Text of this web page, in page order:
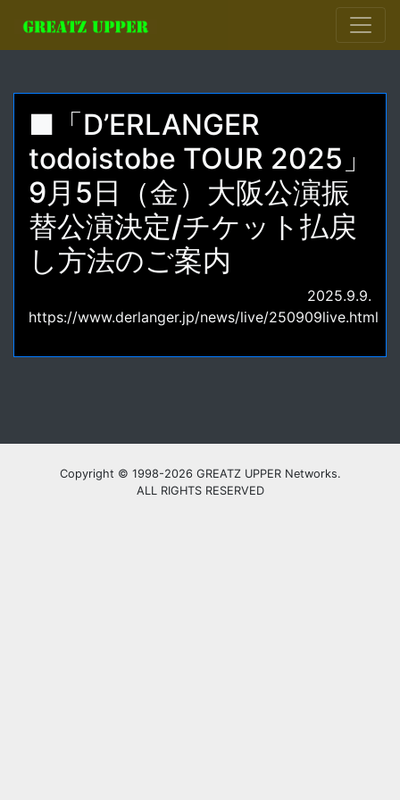
■「D’ERLANGER
todoistobe TOUR 2025」
9月5日（金）大阪公演振
替公演決定/チケット払戻
し方法のご案内
2025.9.9.
https://www.derlanger.jp/news/live/250909live.html
Copyright © 1998-2026 GREATZ UPPER Networks.
ALL RIGHTS RESERVED